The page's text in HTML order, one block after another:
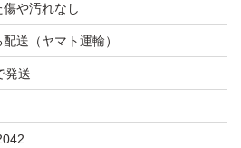
傷や汚れなし
送（ヤマト運輸）
発送